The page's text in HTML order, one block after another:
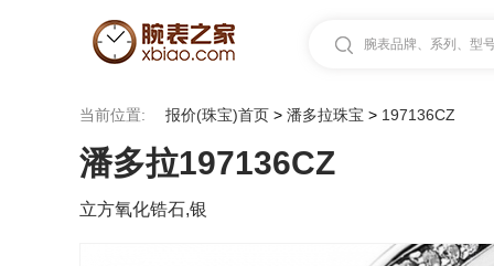
腕表品牌、系列、型
当前位置: 报价(珠宝)首页 > 潘多拉珠宝 > 197136CZ
潘多拉197136CZ
立方氧化锆石,银